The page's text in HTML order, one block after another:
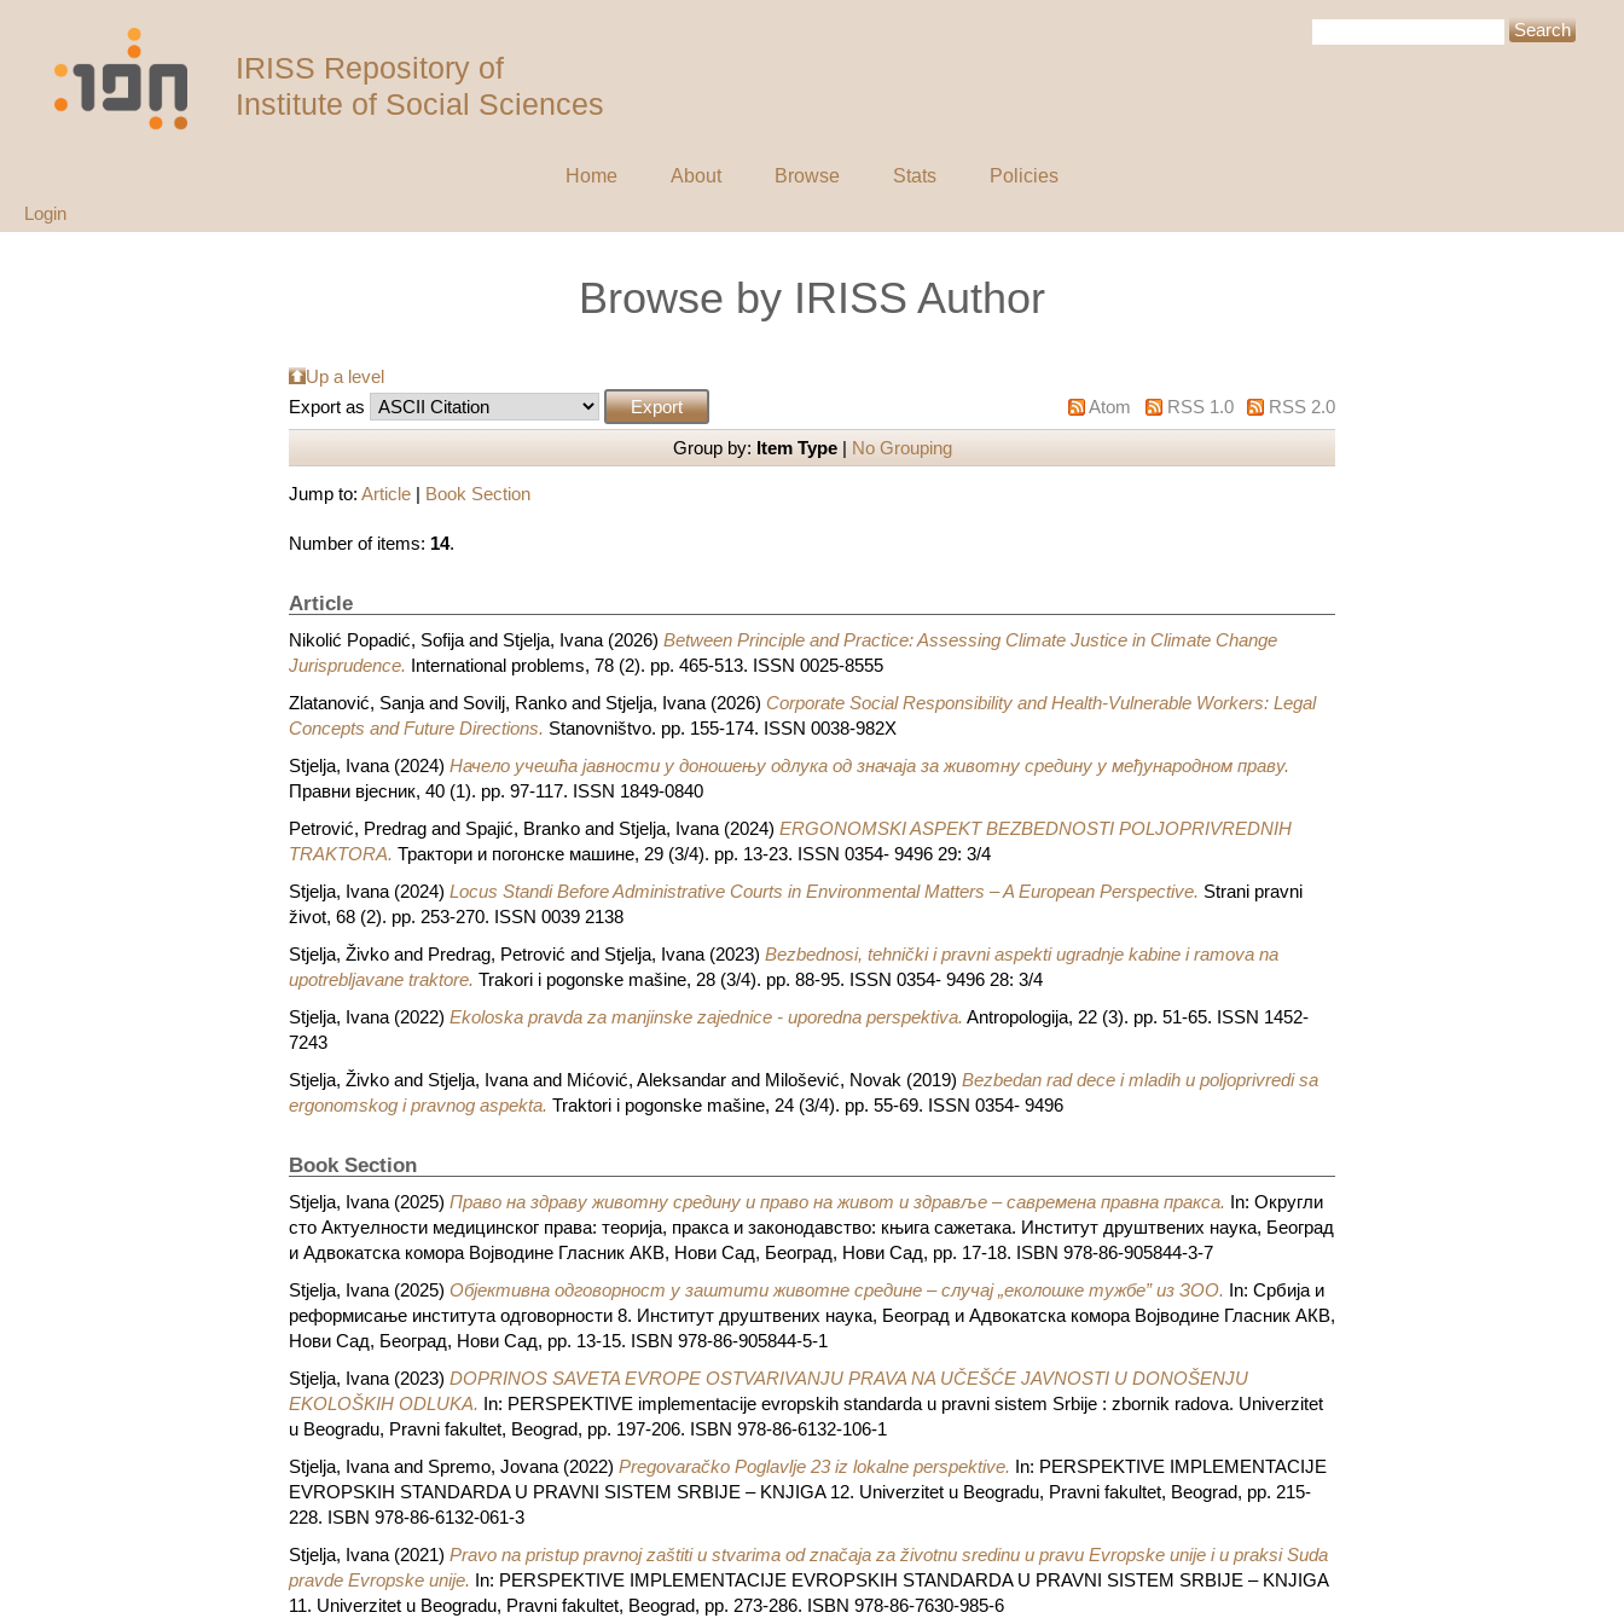
IRISS Repository of
Institute of Social Sciences
Home About Browse Stats
Policies
Login
Browse by IRISS Author
Up a level
Export as
Atom RSS 1.0
RSS 2.0
Group by: Item Type| No Grouping
Jump to: Article | Book Section
Number of items: 14.
Article
Nikolić Popadić, Sofija and Stjelja, Ivana (2026) Between Principle and Practice: Assessing Climate Justice in Climate Change
Jurisprudence. International problems, 78 (2). pp. 465-513. ISSN 0025-8555
Zlatanović, Sanja and Sovilj, Ranko and Stjelja, Ivana (2026) Corporate Social Responsibility and Health-Vulnerable Workers: Legal
Concepts and Future Directions. Stanovništvo. pp. 155-174. ISSN 0038-982X
Stjelja, Ivana (2024) Начело учешћа јавности у доношењу одлука од значаја за животну средину у међународном праву.
Правни вјесник, 40 (1). pp. 97-117. ISSN 1849-0840
Petrović, Predrag and Spajić, Branko and Stjelja, Ivana (2024) ERGONOMSKI ASPEKT BEZBEDNOSTI POLJOPRIVREDNIH
TRAKTORA. Трактори и погонске машине, 29 (3/4). pp. 13-23. ISSN 0354- 9496 29: 3/4
Stjelja, Ivana (2024) Locus Standi Before Administrative Courts in Environmental Matters – A European Perspective. Strani pravni
život, 68 (2). pp. 253-270. ISSN 0039 2138
Stjelja, Živko and Predrag, Petrović and Stjelja, Ivana (2023) Bezbednosi, tehnički i pravni aspekti ugradnje kabine i ramova na
upotrebljavane traktore. Trakori i pogonske mašine, 28 (3/4). pp. 88-95. ISSN 0354- 9496 28: 3/4
Stjelja, Ivana (2022) Ekoloska pravda za manjinske zajednice - uporedna perspektiva. Antropologija, 22 (3). pp. 51-65. ISSN 1452-
7243
Stjelja, Živko and Stjelja, Ivana and Mićović, Aleksandar and Milošević, Novak (2019) Bezbedan rad dece i mladih u poljoprivredi sa
ergonomskog i pravnog aspekta. Traktori i pogonske mašine, 24 (3/4). pp. 55-69. ISSN 0354- 9496
Book Section
Stjelja, Ivana (2025) Право на здраву животну средину и право на живот и здравље – савремена правна пракса. In: Округли
сто Актуелности медицинског права: теорија, пракса и законодавство: књига сажетака. Институт друштвених наука, Београд
и Адвокатска комора Војводине Гласник АКВ, Нови Сад, Београд, Нови Сад, pp. 17-18. ISBN 978-86-905844-3-7
Stjelja, Ivana (2025) Објективна одговорност у заштити животне средине – случај „еколошке тужбе” из ЗОО. In: Србија и
реформисање института одговорности 8. Институт друштвених наука, Београд и Адвокатска комора Војводине Гласник АКВ,
Нови Сад, Београд, Нови Сад, pp. 13-15. ISBN 978-86-905844-5-1
Stjelja, Ivana (2023) DOPRINOS SAVETA EVROPE OSTVARIVANJU PRAVA NA UČEŠĆE JAVNOSTI U DONOŠENJU
EKOLOŠKIH ODLUKA. In: PERSPEKTIVE implementacije evropskih standarda u pravni sistem Srbije : zbornik radova. Univerzitet
u Beogradu, Pravni fakultet, Beograd, pp. 197-206. ISBN 978-86-6132-106-1
Stjelja, Ivana and Spremo, Jovana (2022) Pregovaračko Poglavlje 23 iz lokalne perspektive. In: PERSPEKTIVE IMPLEMENTACIJE
EVROPSKIH STANDARDA U PRAVNI SISTEM SRBIJE – KNJIGA 12. Univerzitet u Beogradu, Pravni fakultet, Beograd, pp. 215-
228. ISBN 978-86-6132-061-3
Stjelja, Ivana (2021) Pravo na pristup pravnoj zaštiti u stvarima od značaja za životnu sredinu u pravu Evropske unije i u praksi Suda
pravde Evropske unije. In: PERSPEKTIVE IMPLEMENTACIJE EVROPSKIH STANDARDA U PRAVNI SISTEM SRBIJE – KNJIGA
11. Univerzitet u Beogradu, Pravni fakultet, Beograd, pp. 273-286. ISBN 978-86-7630-985-6